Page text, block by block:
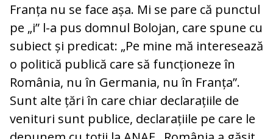
Franța nu se face așa. Mi se pare că punctul
pe „i” l-a pus domnul Bolojan, care spune cu
subiect și predicat: „Pe mine mă interesează
o politică publică care să funcționeze în
România, nu în Germania, nu în Franța”.
Sunt alte țări în care chiar declarațiile de
venituri sunt publice, declarațiile pe care le